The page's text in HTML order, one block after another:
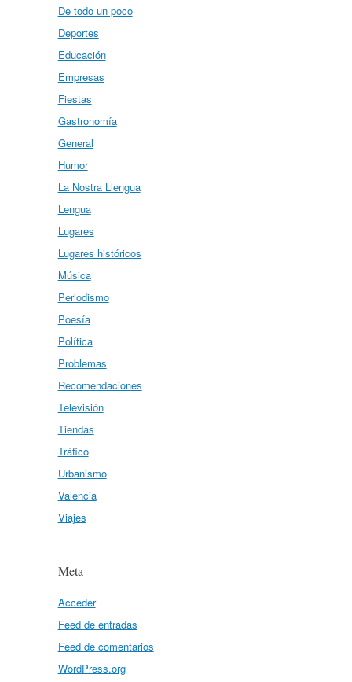
De todo un poco
Deportes
Educación
Empresas
Fiestas
Gastronomía
General
Humor
La Nostra Llengua
Lengua
Lugares
Lugares históricos
Música
Periodismo
Poesía
Política
Problemas
Recomendaciones
Televisión
Tiendas
Tráfico
Urbanismo
Valencia
Viajes
Meta
Acceder
Feed de entradas
Feed de comentarios
WordPress.org